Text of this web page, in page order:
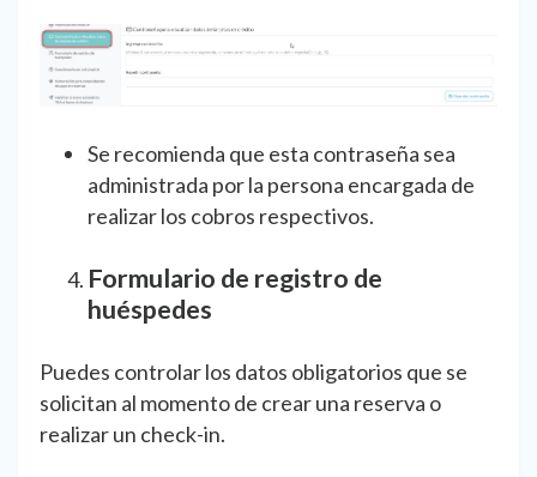
Se recomienda que esta contraseña sea
administrada por la persona encargada de
realizar los cobros respectivos.
Formulario de registro de
huéspedes
Puedes controlar los datos obligatorios que se
solicitan al momento de crear una reserva o
realizar un check-in.